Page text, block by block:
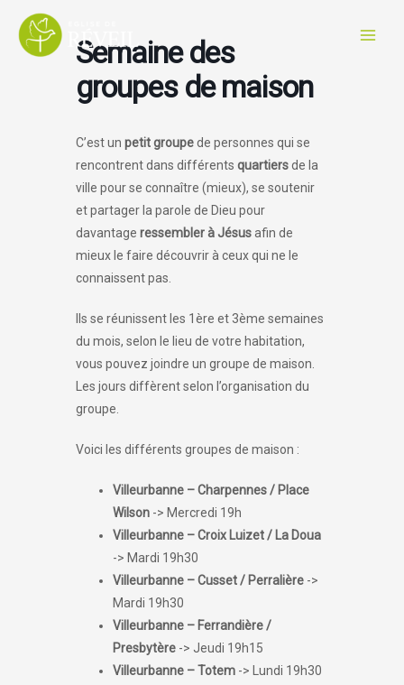
contenu
Semaine des
groupes de maison
C’est un petit groupede personnes qui se
rencontrent dans différents quartiersde la
ville pour se connaître (mieux), se soutenir
et partager la parole de Dieu pour
davantage ressembler à Jésusafin de
mieux le faire découvrir à ceux qui ne le
connaissent pas.
Ils se réunissent les 1ère et 3ème semaines
du mois, selon le lieu de votre habitation,
vous pouvez joindre un groupe de maison.
Les jours diffèrent selon l’organisation du
groupe.
Voici les différents groupes de maison :
Villeurbanne – Charpennes / Place
Wilson -> Mercredi 19h
Villeurbanne – Croix Luizet / La Doua
-> Mardi 19h30
Villeurbanne – Cusset / Perralière ->
Mardi 19h30
Villeurbanne – Ferrandière /
Presbytère -> Jeudi 19h15
Villeurbanne – Totem -> Lundi 19h30